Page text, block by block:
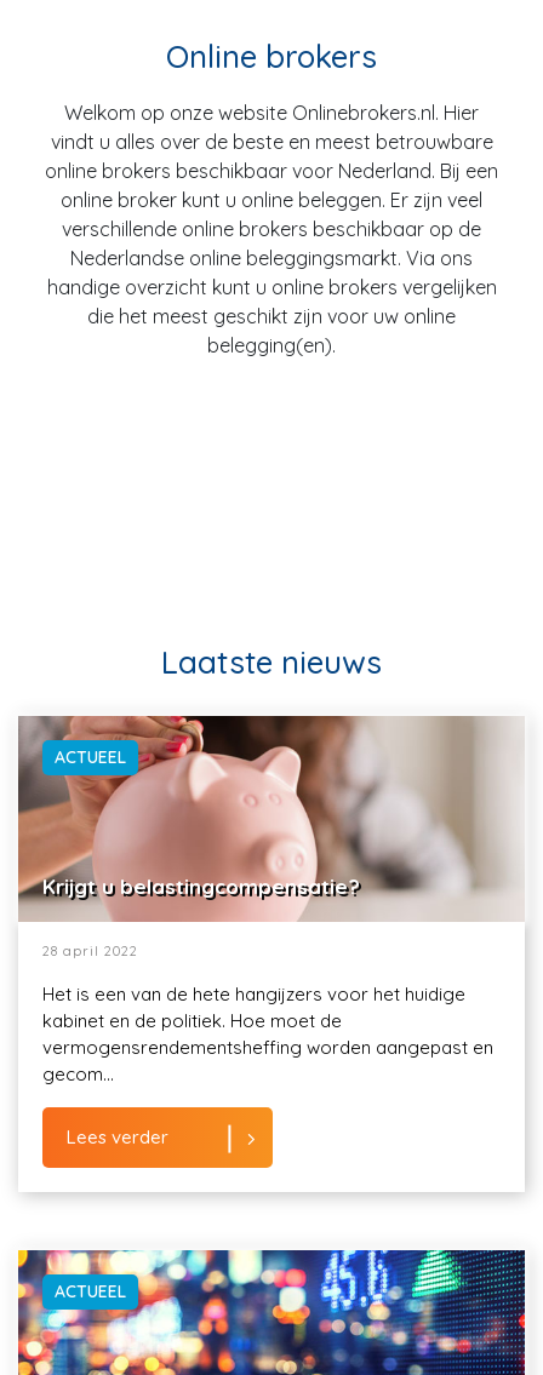
Online brokers
Welkom op onze website Onlinebrokers.nl. Hier
vindt u alles over de beste en meest betrouwbare
online brokers beschikbaar voor Nederland. Bij een
online broker kunt u online beleggen. Er zijn veel
verschillende online brokers beschikbaar op de
Nederlandse online beleggingsmarkt. Via ons
handige overzicht kunt u online brokers vergelijken
die het meest geschikt zijn voor uw online
belegging(en).
Laatste nieuws
ACTUEEL
Krijgt u belastingcompensatie?
28 april 2022
Het is een van de hete hangijzers voor het huidige
kabinet en de politiek. Hoe moet de
vermogensrendementsheffing worden aangepast en
gecom...
Lees verder
ACTUEEL